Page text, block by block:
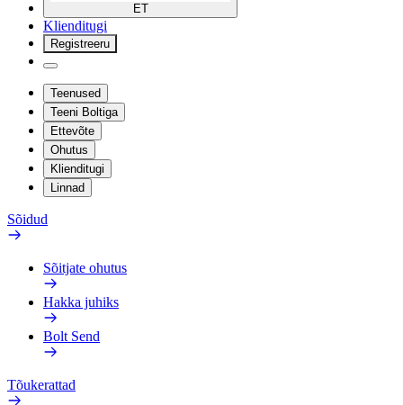
ET
Klienditugi
Registreeru
Teenused
Teeni Boltiga
Ettevõte
Ohutus
Klienditugi
Linnad
Sõidud
Sõitjate ohutus
Hakka juhiks
Bolt Send
Tõukerattad